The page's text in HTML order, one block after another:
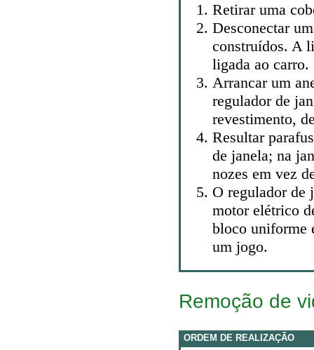
Retirar uma
Desconectar
construídos. A
ligada ao carro.
Arrancar um
regulador de
revestimento,
Resultar
de janela; na
nozes em vez
O regulador de
motor elétrico
bloco uniforme
um jogo.
Remoção de
ORDEM DE REALIZAÇÃO